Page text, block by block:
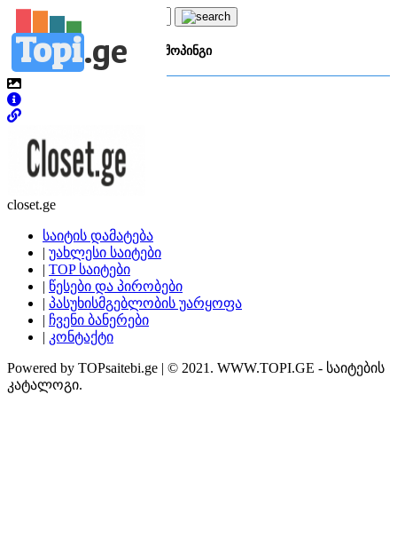
Topi.ge
კატეგორია: ო ონლაინ შოპინგი
closet.ge
საიტის დამატება
| უახლესი საიტები
| TOP საიტები
| წესები და პირობები
| პასუხისმგებლობის უარყოფა
| ჩვენი ბანერები
| კონტაქტი
Powered by TOPsaitebi.ge | © 2021. WWW.TOPI.GE - საიტების
კატალოგი.